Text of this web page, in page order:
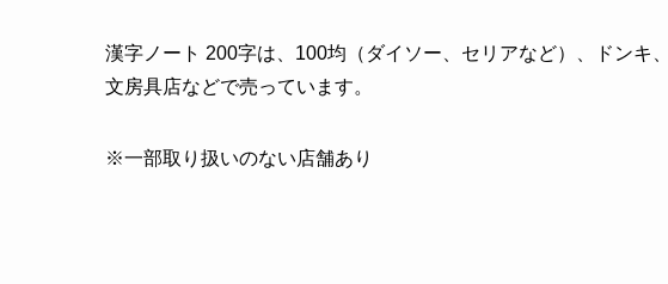
漢字ノート 200字は、100均（ダイソー、セリアなど）、ドンキ
文房具店などで売っています。
※一部取り扱いのない店舗あり